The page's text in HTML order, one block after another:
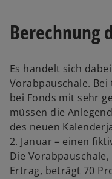
Berechnung
Es handelt sich
Vorabpauschale.
bei Fonds mit sehr
müssen die
des neuen
2. Januar – einen
Die
Ertrag, beträgt 70